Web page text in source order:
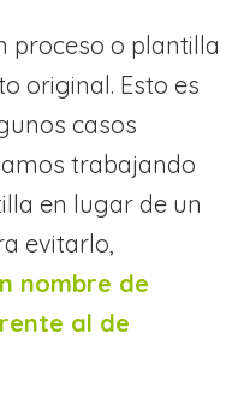
proceso o plantilla
original. Esto es
casos
trabajando
en lugar de un
evitarlo,
nombre de
al de